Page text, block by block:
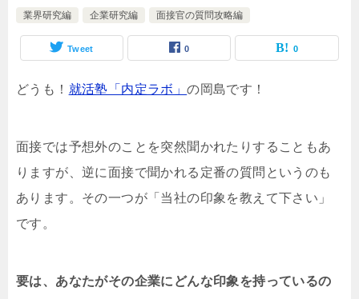
業界研究編
企業研究編 面接官の質問攻略編
Tweet 0 0
どうも！ 就活塾「内定ラボ」の岡島です！
面接では予想外のことを突然聞かれたりすることもあ
りますが、逆に面接で聞かれる定番の質問というのも
あります。その一つが「当社の印象を教えて下さい」
です。
要は、あなたがその企業にどんな印象を持っているの